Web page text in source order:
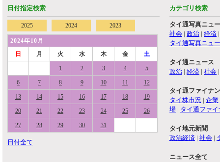
日付指定検索
2025 2024 2023
2024年10月
日
月 火 水 木 金 土
1 2 3 4 5
6 7 8 9 10 11 12
13 14 15 16 17 18 19
20 21 22 23 24 25 26
27 28 29 30 31
日付全て
カテゴリ検索
タイ通写真ニュ
社会 | 政治 | 経済
タイ通写真ニュ
タイ通ニュース
政治 | 経済 | 社会
タイ通ファイナ
タイ株市況 | 企業
場 | タイ通ファ
タイ地元新聞
政治経済 | 社会 |
ニュース全て